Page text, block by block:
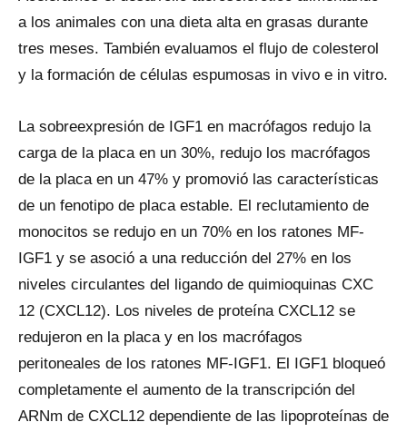
a los animales con una dieta alta en grasas durante
tres meses. También evaluamos el flujo de colesterol
y la formación de células espumosas in vivo e in vitro.
La sobreexpresión de IGF1 en macrófagos redujo la
carga de la placa en un 30%, redujo los macrófagos
de la placa en un 47% y promovió las características
de un fenotipo de placa estable. El reclutamiento de
monocitos se redujo en un 70% en los ratones MF-
IGF1 y se asoció a una reducción del 27% en los
niveles circulantes del ligando de quimioquinas CXC
12 (CXCL12). Los niveles de proteína CXCL12 se
redujeron en la placa y en los macrófagos
peritoneales de los ratones MF-IGF1. El IGF1 bloqueó
completamente el aumento de la transcripción del
ARNm de CXCL12 dependiente de las lipoproteínas de